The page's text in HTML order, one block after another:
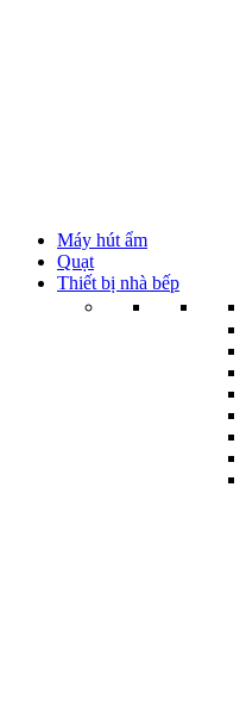
Máy hút ẩm
Quạt
Thiết bị nhà bếp